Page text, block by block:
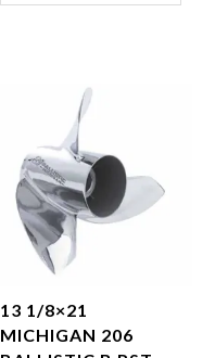
13 1/8×21
MICHIGAN 206